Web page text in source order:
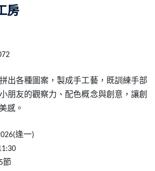
房
出各種圖案，製成手工藝，既訓練手部
朋友的觀察力、配色概念與創意，讓創
感。
逢一)
節